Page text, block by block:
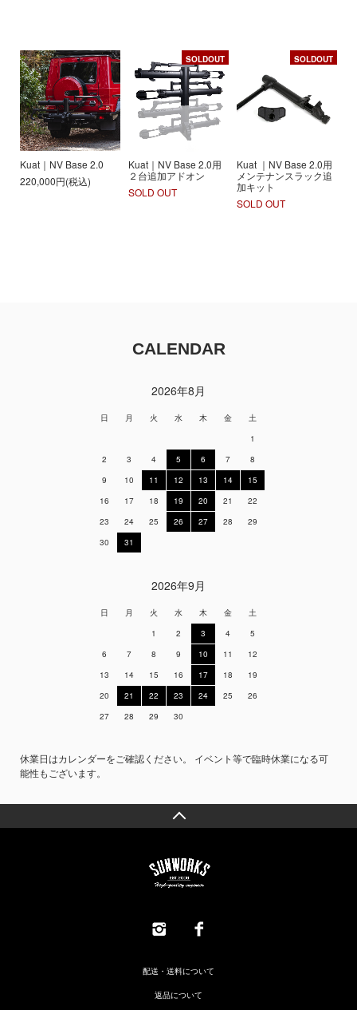
Kuat｜NV Base 2.0
220,000円(税込)
SOLDOUT
Kuat｜NV Base 2.0用
２台追加アドオン
SOLD OUT
SOLDOUT
Kuat ｜NV Base 2.0用
メンテナンスラック追
加キット
SOLD OUT
CALENDAR
2026年8月
日 月 火 水 木 金
土
1
2
3 4 5 6 7
8
9
10 11 12 13 14
15
16
17 18 19 20 21
22
23
24 25 26 27 28
29
30
31
2026年9月
日 月 火 水 木 金
土
1
2 3 4
5
6
7 8 9 10 11
12
13
14 15 16 17 18
19
20
21 22 23 24 25
26
27
28 29 30
休業日はカレンダーをご確認ください。 イベント等で臨時休業になる可
能性もございます。
配送・送料について
返品について